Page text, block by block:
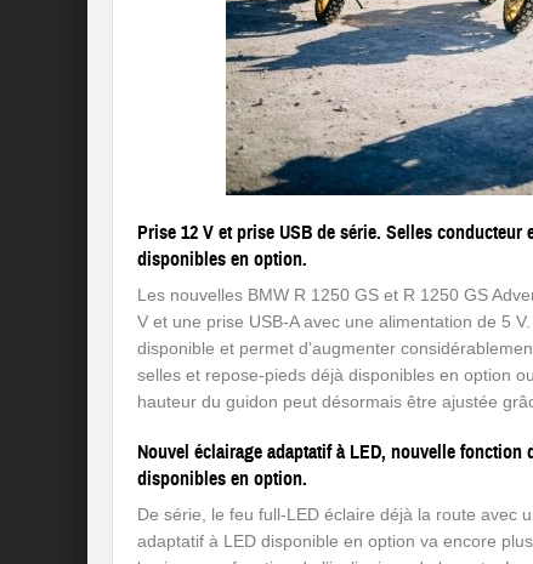
Prise 12 V et prise USB de série. Selles
disponibles en option.
Les nouvelles BMW R 1250 GS et R 1250 GS
V et une prise USB-A avec une alimentation de 5
disponible et permet d’augmenter
selles et repose-pieds déjà disponibles en option
hauteur du guidon peut désormais être ajustée
Nouvel éclairage adaptatif à LED, nouvelle fonction
disponibles en option.
De série, le feu full-LED éclaire déjà la route avec
adaptatif à LED disponible en option va encore